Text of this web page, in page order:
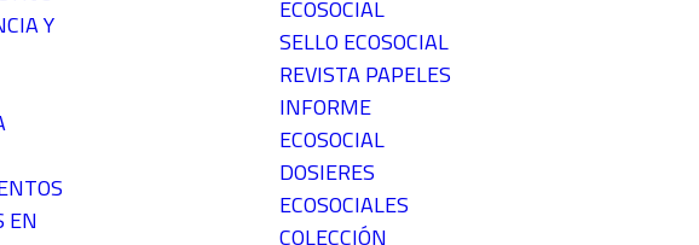
Y
EN
ECOSOCIAL
SELLO ECOSOCIAL
REVISTA PAPELES
INFORME
ECOSOCIAL
DOSIERES
ECOSOCIALES
COLECCIÓN